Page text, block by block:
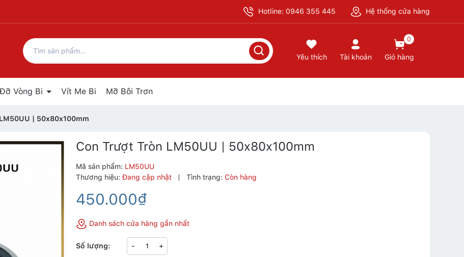
Hotline: 0946 355 445 Hệ thống cửa hàng
Yêu thích Tài khoản
0
Giỏ hàng
Vòng Bi Vít Me Bi Mỡ Bôi Trơn
| 50x80x100mm
Con Trượt Tròn LM50UU | 50x80x100mm
Mã sản phẩm: LM50UU
Thương hiệu: Đang cập nhật | Tình trạng: Còn hàng
450.000₫
Danh sách cửa hàng gần nhất
Số lượng: - +